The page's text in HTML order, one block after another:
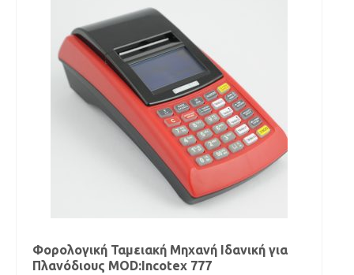
Φορολογική Ταμειακή Μηχανή Ιδανική για
Πλανόδιους MOD:Incotex 777